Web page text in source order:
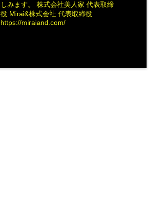
しみます。 株式会社美人家 代表取締
役 Mirai&株式会社 代表取締役
https://miraiand.com/